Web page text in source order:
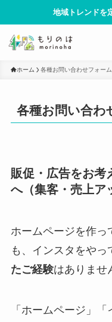
地域トレンドを
ホーム 各種お問い合わせフォーム
各種お問い合わ
販促・広告をお考
へ（集客・売上ア
ホームページを作っ
も、インスタをやっ
たご経験はありませ
「ホームページ」